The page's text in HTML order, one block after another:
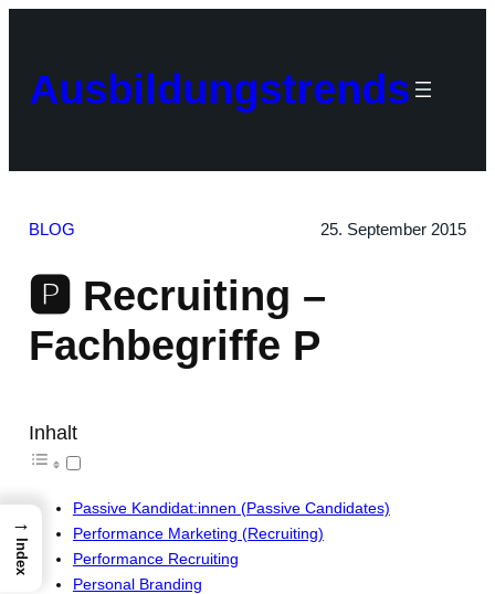
springen
Ausbildungstrends
BLOG 25. September 2015
🅿 Recruiting –
Fachbegriffe P
Inhalt
Passive Kandidat:innen (Passive Candidates)
Performance Marketing (Recruiting)
Performance Recruiting
Personal Branding
→
Index